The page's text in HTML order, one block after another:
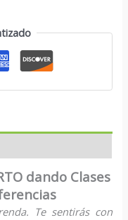
dando Clases
Te sentirás con